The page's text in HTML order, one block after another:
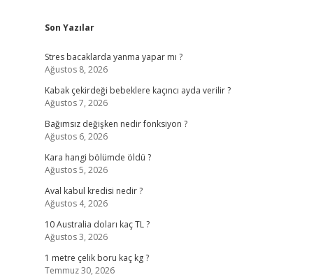
Sidebar
Son Yazılar
Stres bacaklarda yanma yapar mı ?
Ağustos 8, 2026
Kabak çekirdeği bebeklere kaçıncı ayda verilir ?
Ağustos 7, 2026
Bağımsız değişken nedir fonksiyon ?
Ağustos 6, 2026
Kara hangi bölümde öldü ?
Ağustos 5, 2026
Aval kabul kredisi nedir ?
Ağustos 4, 2026
10 Australia doları kaç TL ?
Ağustos 3, 2026
1 metre çelik boru kaç kg ?
Temmuz 30, 2026